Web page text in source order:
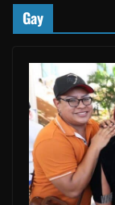
Gay